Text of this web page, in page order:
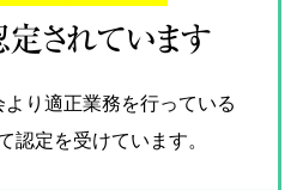
定されています
より適正業務を行っている
認定を受けています。